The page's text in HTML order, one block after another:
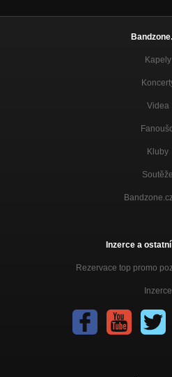
Kapely
Videa
Kluby
Soutěže
Inzerce a
Rezervace top promo
Inzerce